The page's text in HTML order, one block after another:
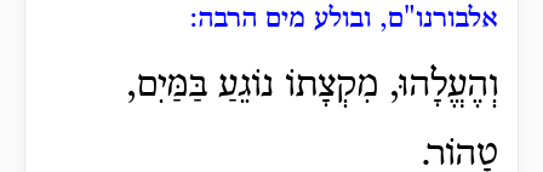
אלבורנו"ם, ובולע מים הרבה:
וְהֶעֱלָהוּ, מִקְצָתוֹ נוֹגֵעַ בַּמַּיִם,
טָהוֹר.